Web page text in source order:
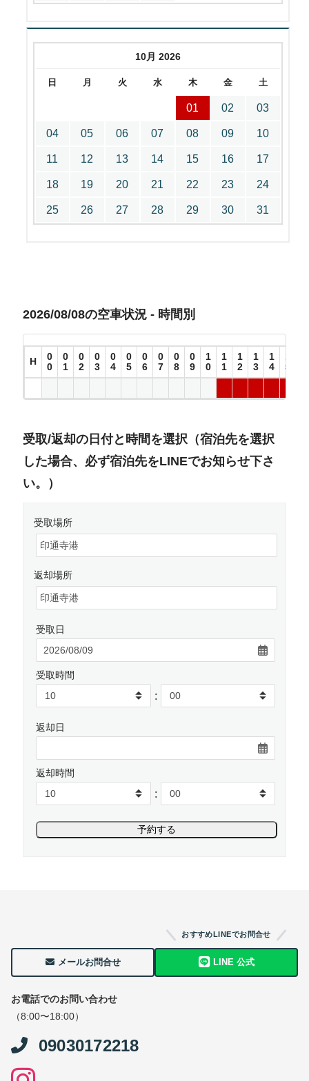
10月 2026
日 月 火 水 木 金 土
01 02 03
04 05 06 07 08 09 10
11 12 13 14 15 16 17
18 19 20 21 22 23 24
25 26 27 28 29 30 31
2026/08/08の空車状況 - 時間別
H
0
0
0
1
0
2
0
3
0
4
0
5
0
6
0
7
0
8
0
9
1
0
1
1
1
2
1
3
1
4
1
5
受取/返却の日付と時間を選択（宿泊先を選択
した場合、必ず宿泊先をLINEでお知らせ下さ
い。）
受取場所
返却場所
受取日
受取時間
:
返却日
返却時間
:
メールお問合せ
おすすめLINEでお問合せ
LINE 公式
お電話でのお問い合わせ
（8:00〜18:00）
09030172218